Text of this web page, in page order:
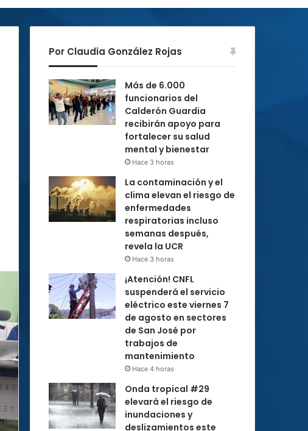
Por Claudia González Rojas
Más de 6.000
funcionarios del
Calderón Guardia
recibirán apoyo para
fortalecer su salud
mental y bienestar
Hace 3 horas
La contaminación y el
clima elevan el riesgo de
enfermedades
respiratorias incluso
semanas después,
revela la UCR
Hace 3 horas
¡Atención! CNFL
suspenderá el servicio
eléctrico este viernes 7
de agosto en sectores
de San José por
trabajos de
mantenimiento
Hace 4 horas
Onda tropical #29
elevará el riesgo de
inundaciones y
deslizamientos este